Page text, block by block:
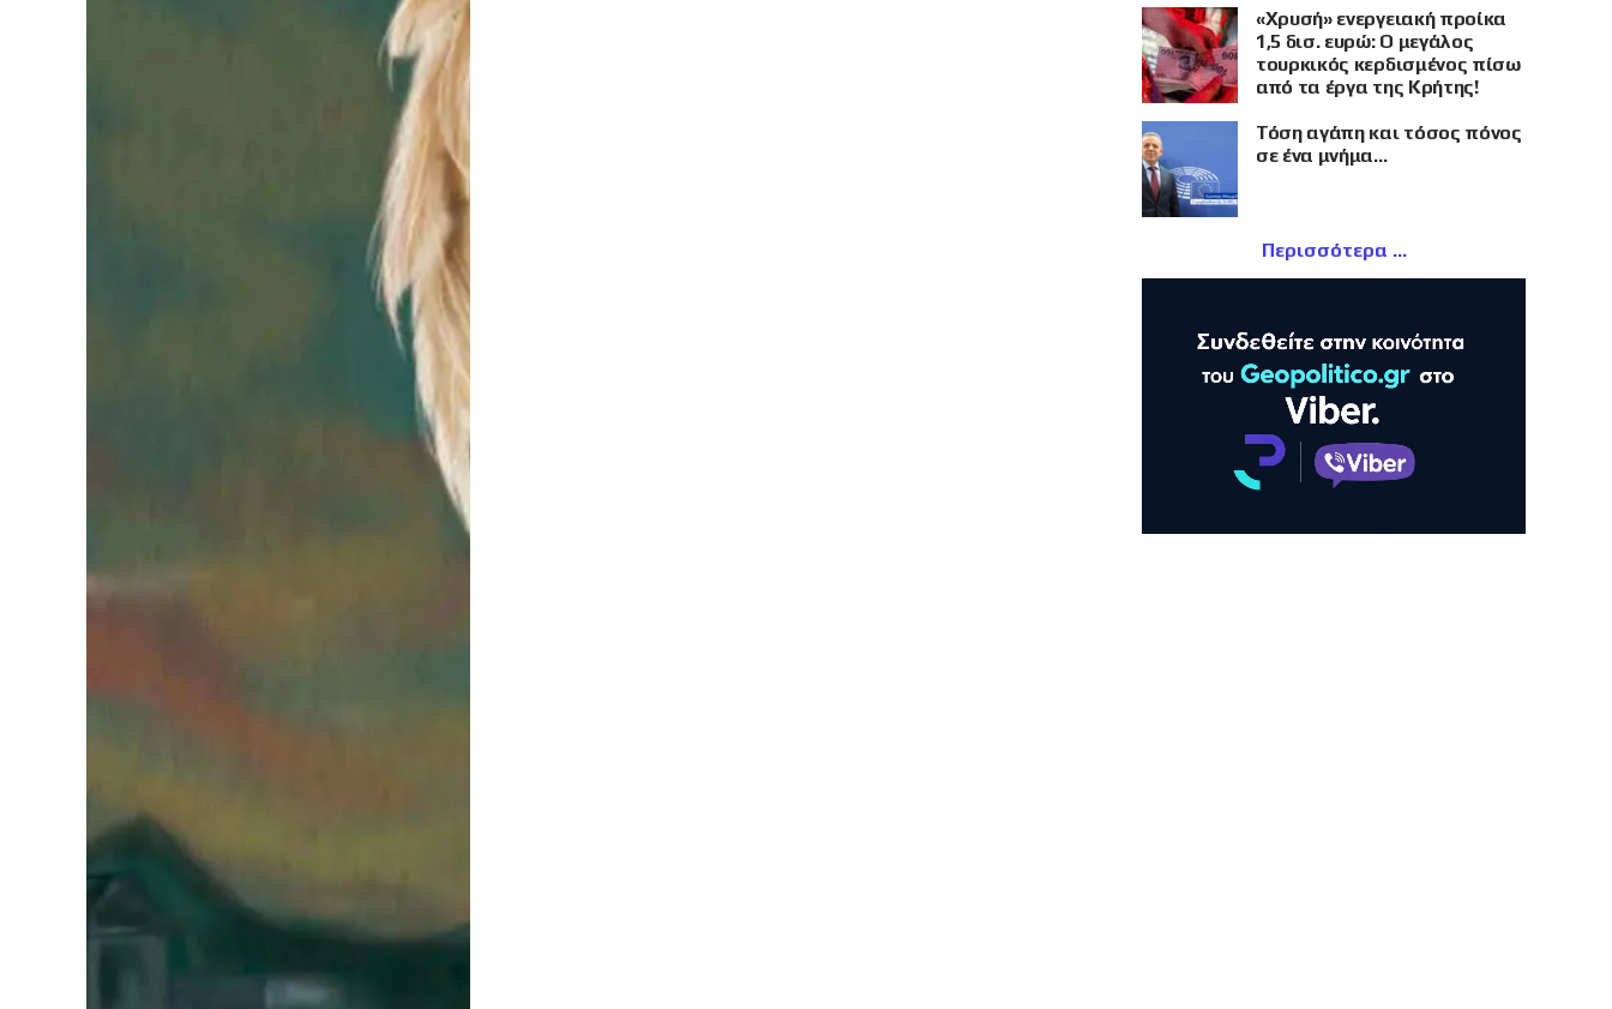
«Χρυσή» ενεργειακή προίκα
1,5 δισ. ευρώ: Ο μεγάλος
τουρκικός κερδισμένος πίσω
από τα έργα της Κρήτης!
Τόση αγάπη και τόσος πόνος
σε ένα μνήμα…
Περισσότερα